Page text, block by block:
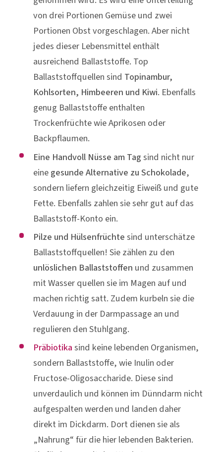
Ballaststoffquellen sind
genug Ballaststoffe enthalten
Trockenfrüchte wie Aprikosen oder
Eine Handvoll Nüsse am Tag sind nicht nur
einegesunde Alternative zu Schokolade
sondern liefern gleichzeitig Eiweiß und gute
Fette. Ebenfalls zahlen sie sehr gut auf das
Pilze und Hülsenfrüchtesind unterschätze
Ballaststoffquellen! Sie zählen zu den
unlöslichen Ballaststoffen und zusammen
mit Wasser quellen sie im Magen auf und
regulieren den Stuhlgang.
Präbiotikasind keine lebenden Organismen,
sondern Ballaststoffe, wie Inulin oder
Fructose-Oligosaccharide. Diese sind
unverdaulich und können im Dünndarm nicht
aufgespalten werden und landen daher
direkt im Dickdarm. Dort dienen sie als
„Nahrung“ für die hier lebenden Bakterien.
Sie fördern somit das Wachstum unserer
nützlichen Bakterien (z.B Bifidobakterien)
und reduzieren die Besiedelung von
schädlichen Bakterienspezies. Wie bereits
erwähnt, kurbeln sie ebenfalls die Verdauung